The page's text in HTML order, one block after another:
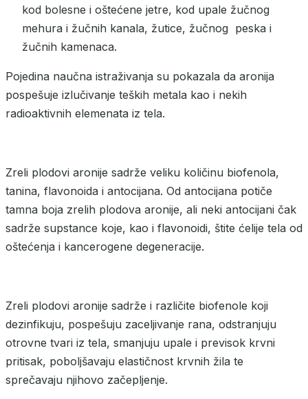
kod bolesne i oštećene jetre, kod upale žučnog
mehura i žučnih kanala, žutice, žučnog peska i
žučnih kamenaca.
Pojedina naučna istraživanja su pokazala da aronija
pospešuje izlučivanje teških metala kao i nekih
radioaktivnih elemenata iz tela.
Zreli plodovi aronije sadrže veliku količinu biofenola,
tanina, flavonoida i antocijana. Od antocijana potiče
tamna boja zrelih plodova aronije, ali neki antocijani čak
sadrže supstance koje, kao i flavonoidi, štite ćelije tela od
oštećenja i kancerogene degeneracije.
Zreli plodovi aronije sadrže i različite biofenole koji
dezinfikuju, pospešuju zaceljivanje rana, odstranjuju
otrovne tvari iz tela, smanjuju upale i previsok krvni
pritisak, poboljšavaju elastičnost krvnih žila te
sprečavaju njihovo začepljenje.